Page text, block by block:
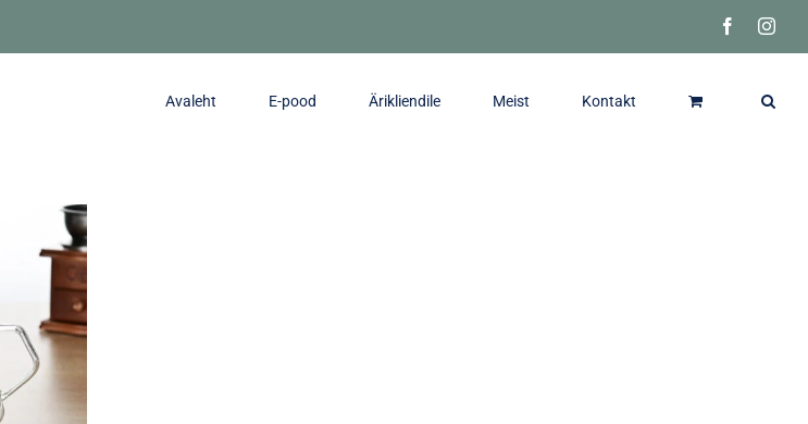
Facebook
Avaleht E-pood Ärikliendile Meist Kontakt